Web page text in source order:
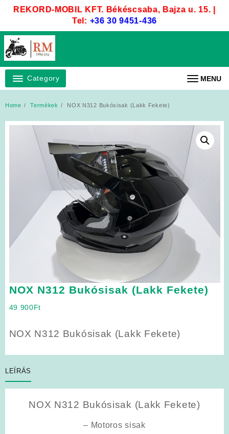
REKORD-MOBIL KFT. Békéscsaba, Bajza u. 15. |
Tel: +36 30 9451-436
Category MENU
Home Termékek NOX N312 Bukósisak (Lakk Fekete)
NOX N312 Bukósisak (Lakk Fekete)
49 900Ft
NOX N312 Bukósisak (Lakk Fekete)
LEÍRÁS
NOX N312 Bukósisak (Lakk Fekete)
– Motoros sisak